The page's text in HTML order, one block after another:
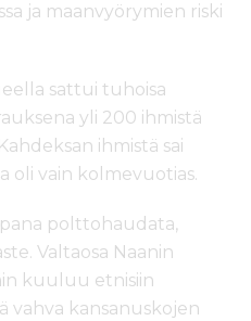
ja maanvyörymien riski
sattui tuhoisa
yli 200 ihmistä
ihmistä sai
oli vain kolmevuotias.
polttohaudata,
Valtaosa Naanin
kuuluu etnisiin
vahva kansanuskojen